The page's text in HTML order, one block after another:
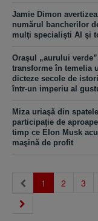
Jamie Dimon
numărul bancherilor
mulţi specialişti AI şi
Oraşul „aurului
transforme în temelia
dicteze secole de
într-un imperiu al
Miza uriaşă din
participaţie de
timp ce Elon Musk
maşină de profit
1 (current)
2 3